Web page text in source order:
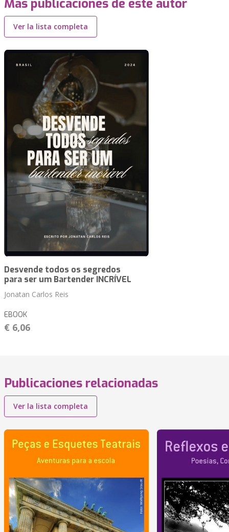
Más publicaciones de este autor
Ver la lista completa
Desvende todos os segredos
para ser um Bartender INCRÍVEL
Jonatan Carlos Reis
EBOOK
€ 6,06
Publicaciones relacionadas
Ver la lista completa